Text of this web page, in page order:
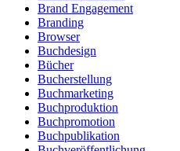
Brand Engagement
Branding
Browser
Buchdesign
Bücher
Bucherstellung
Buchmarketing
Buchproduktion
Buchpromotion
Buchpublikation